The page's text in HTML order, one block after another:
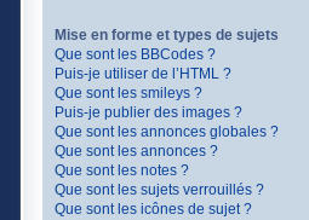
Mise en forme et types de sujets
Que sont les BBCodes ?
Puis-je utiliser de l’HTML ?
Que sont les smileys ?
Puis-je publier des images ?
Que sont les annonces globales ?
Que sont les annonces ?
Que sont les notes ?
Que sont les sujets verrouillés ?
Que sont les icônes de sujet ?